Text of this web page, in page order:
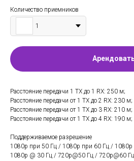
Количество приемников
1
Расстояние передачи 1 TX до 1 RX: 250 м;
Расстояние передачи от 1 TX до 2 RX: 230 м;
Расстояние передачи от 1 TX до 3 RX: 210 м;
Расстояние передачи от 1 TX до 4 RX: 190 м;
Поддерживаемое разрешение
1080p при 50 Гц / 1080p при 60 Гц /
1080p @ 30 Гц / 720p@50 Гц / 720p@60